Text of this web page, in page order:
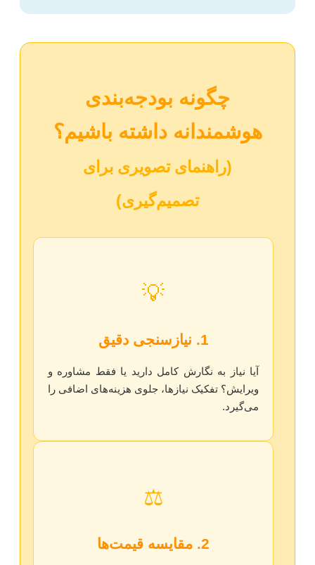
چگونه بودجه‌بندی
هوشمندانه داشته باشیم؟
(راهنمای تصویری برای
تصمیم‌گیری)
💡
1. نیازسنجی دقیق
آیا نیاز به نگارش کامل دارید یا فقط مشاوره و
ویرایش؟ تفکیک نیازها، جلوی هزینه‌های اضافی را
می‌گیرد.
⚖️
2. مقایسه قیمت‌ها